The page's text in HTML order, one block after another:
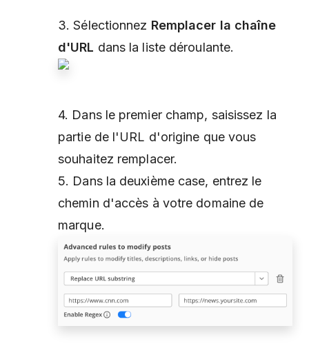
3. Sélectionnez Remplacer la chaîne
d'URL dans la liste déroulante.
4. Dans le premier champ, saisissez la
partie de l'URL d'origine que vous
souhaitez remplacer.
5. Dans la deuxième case, entrez le
chemin d'accès à votre domaine de
marque.